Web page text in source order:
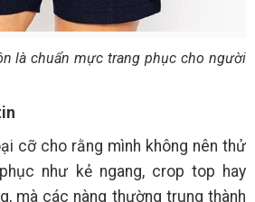
là chuẩn mực trang phục cho người
cỡ cho rằng mình không nên thử
như kẻ ngang, crop top hay
mà các nàng thường trung thành